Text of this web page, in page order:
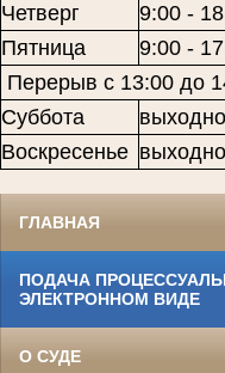
Четверг
9:00 -
Пятница
9:00 -
Перерыв с 13:00 до
Суббота
Воскресенье
ГЛАВНАЯ
ПОДАЧА
ЭЛЕКТРОННОМ ВИДЕ
О СУДЕ